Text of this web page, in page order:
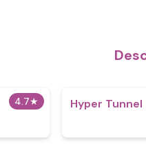
4.7★ Hyper Tunnel